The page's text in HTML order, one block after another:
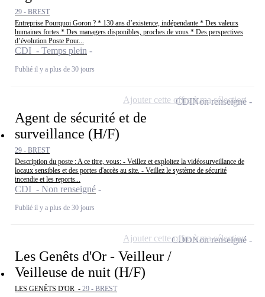
29 - BREST
Entreprise Pourquoi Goron ? * 130 ans d’existence, indépendante * Des valeurs
humaines fortes * Des managers disponibles, proches de vous * Des perspectives
d’évolution Poste Pour...
CDI - Temps plein
Publié il y a plus de 30 jours
Agent de sécurité et de
surveillance (H/F)
29 - BREST
Description du poste : A ce titre, vous: - Veillez et exploitez la vidéosurveillance de
locaux sensibles et des portes d'accès au site. - Veillez le système de sécurité
incendie et les reports...
CDI - Non renseigné
Publié il y a plus de 30 jours
CDINon renseigné
Ajouter cette offre à ma sélection
Les Genêts d'Or - Veilleur /
Veilleuse de nuit (H/F)
LES GENÊTS D'OR - 29 - BREST
CDDNon renseigné
Ajouter cette offre à ma sélection